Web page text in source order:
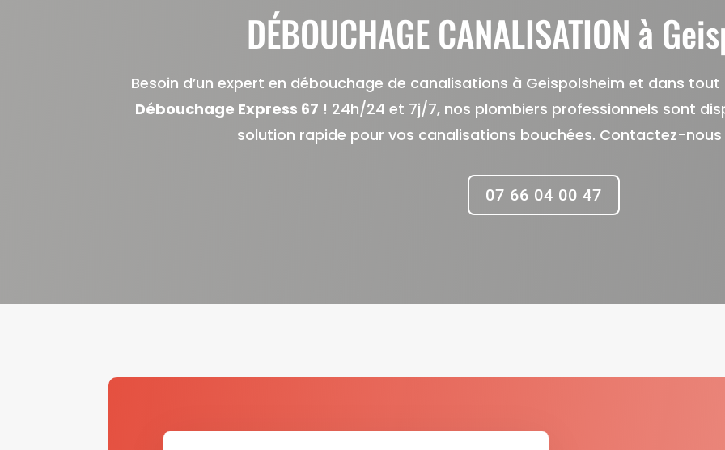
DÉBOUCHAGE CANALISATION à
Besoin d’un expert en débouchage de canalisations à Geispolsheim et dans
Débouchage Express 67 ! 24h/24 et 7j/7, nos plombiers professionnels sont
solution rapide pour vos canalisations bouchées. Contactez-
07 66 04 00 47